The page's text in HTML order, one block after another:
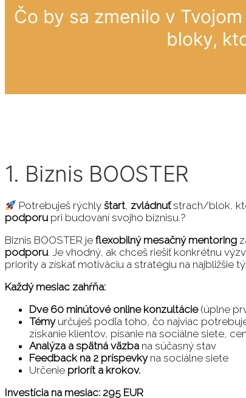
Čo by sa zmenilo v
bloky,
1. Biznis BOOSTER
Potrebuješ rýchlyštart, zvládnuťstrach/blok,
podporu pri budovaní svojho biznisu.?
Biznis BOOSTER je flexobilný mesačný mentoring
podporu. Je vhodný, ak chceš riešiť konkrétnu
priority a získať motiváciu a stratégiu na najbližšie
Každý mesiac zahŕňa:
Dve 60 minútové online konzultácie(úplne
Témyurčuješ podľa toho, čo najviac
získanie klientov, písanie na sociálne siete,
Analýza a spätná väzba na súčasný stav
Feedback na 2 príspevkyna sociálne siete
Určenie priorít a krokov.
Investícia na mesiac: 295 EUR